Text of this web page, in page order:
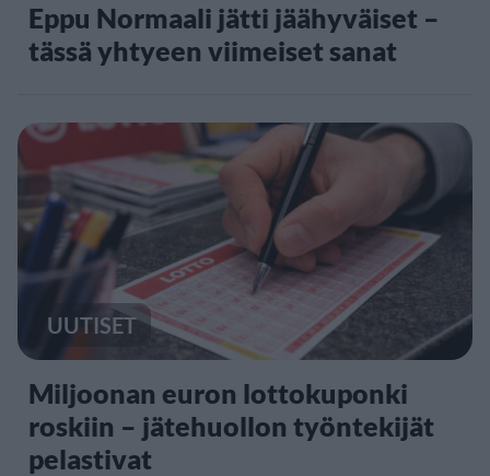
Eppu Normaali jätti jäähyväiset –
tässä yhtyeen viimeiset sanat
UUTISET
Miljoonan euron lottokuponki
roskiin – jätehuollon työntekijät
pelastivat